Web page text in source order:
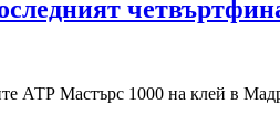
АТР Мастърс 1000 на клей в